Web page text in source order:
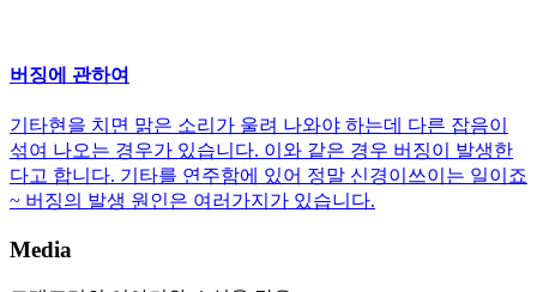
버징에 관하여
기타현을 치면 맑은 소리가 울려 나와야 하는데 다른 잡음이
섞여 나오는 경우가 있습니다. 이와 같은 경우 버징이 발생한
다고 합니다. 기타를 연주함에 있어 정말 신경이쓰이는 일이죠
~ 버징의 발생 원인은 여러가지가 있습니다.
Media